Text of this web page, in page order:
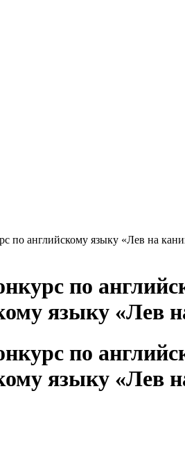
по английскому языку «Лев на
языку «Лев
языку «Лев